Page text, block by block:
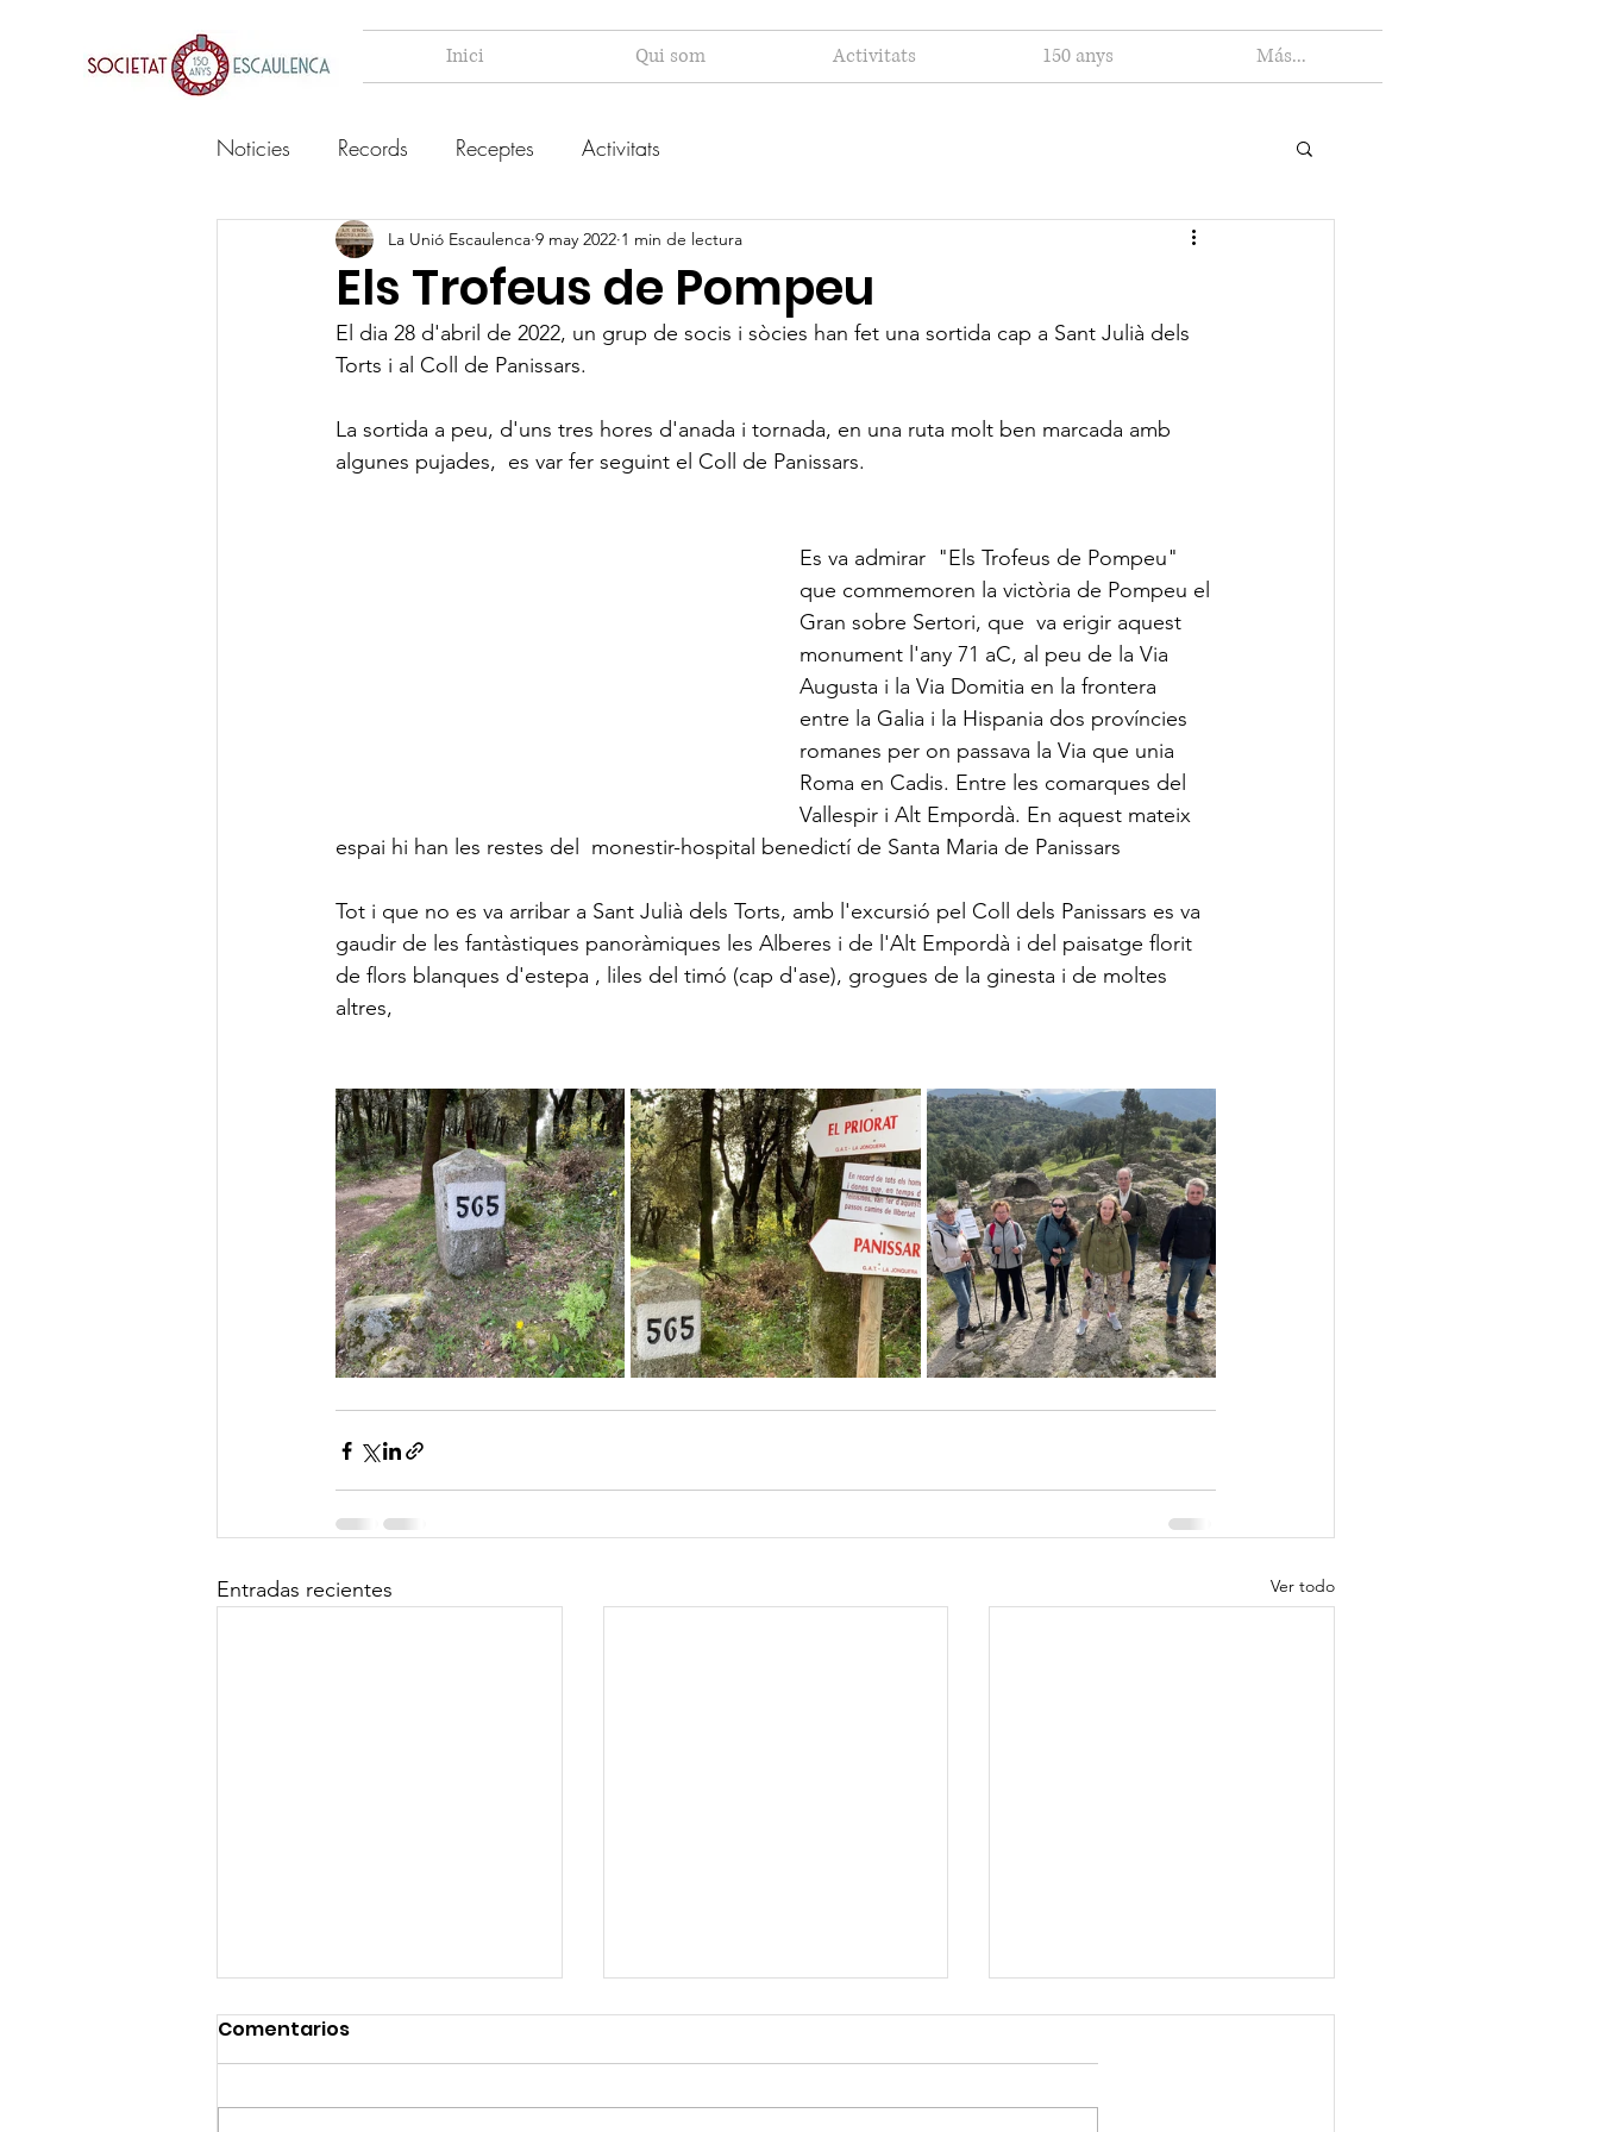
Inici Qui som Activitats 150 anys Más...
Noticies Records Receptes Activitats
Els Trofeus de Pompeu
La Unió Escaulenca 9 may 2022 1 min de lectura
El dia 28 d'abril de 2022, un grup de socis i sòcies han fet una sortida cap a Sant Julià dels
Torts i al Coll de Panissars.
La sortida a peu, d'uns tres hores d'anada i tornada, en una ruta molt ben marcada amb
algunes pujades,  es var fer seguint el Coll de Panissars.
Es va admirar  "Els Trofeus de Pompeu"
que commemoren la victòria de Pompeu el
Gran sobre Sertori, que  va erigir aquest
monument l'any 71 aC, al peu de la Via
Augusta i la Via Domitia en la frontera
entre la Galia i la Hispania dos províncies
romanes per on passava la Via que unia
Roma en Cadis. Entre les comarques del
Vallespir i Alt Empordà. En aquest mateix
espai hi han les restes del  monestir-hospital benedictí de Santa Maria de Panissars
Tot i que no es va arribar a Sant Julià dels Torts, amb l'excursió pel Coll dels Panissars es va
gaudir de les fantàstiques panoràmiques les Alberes i de l'Alt Empordà i del paisatge florit
de flors blanques d'estepa , liles del timó (cap d'ase), grogues de la ginesta i de moltes
altres,
Entradas recientes Ver todo
Comentarios